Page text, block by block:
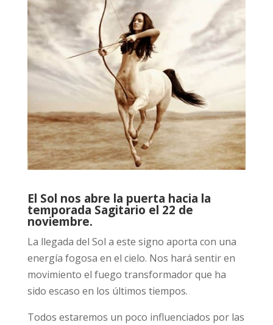
El Sol nos abre la puerta hacia la
temporada Sagitario el 22 de
noviembre.
La llegada del Sol a este signo aporta con una
energía fogosa en el cielo. Nos hará sentir en
movimiento el fuego transformador que ha
sido escaso en los últimos tiempos.
Todos estaremos un poco influenciados por las